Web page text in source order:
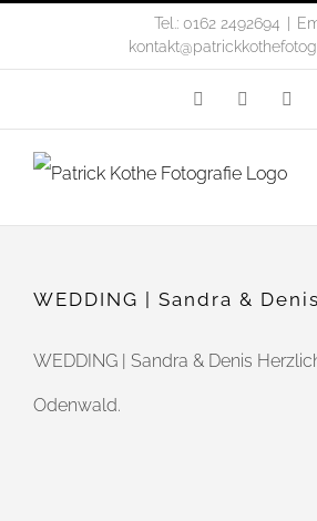
Inhalt
Tel.: 0162 2492694
FacebookInstagram
WEDDING | Sandra & Denis
WEDDING | Sandra & Denis
Odenwald.